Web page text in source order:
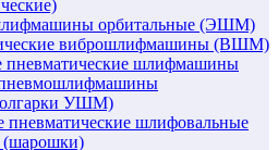
орбитальные (ЭШМ)
виброшлифмашины (ВШМ)
пневматические шлифмашины
УШМ)
пневматические шлифовальные